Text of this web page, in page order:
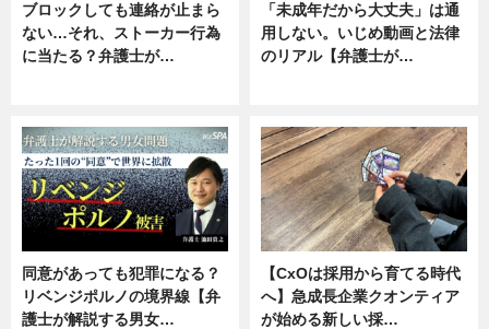
ブロックしても連絡が止まら
ない…それ、ストーカー行為
に当たる？弁護士が…
「未成年だから大丈夫」は通
用しない。いじめ動画と法律
のリアル【弁護士が…
同意があっても犯罪になる？
リベンジポルノの境界線【弁
護士が解説する男女…
【CxOは採用から育てる時代
へ】急成長企業クオンティア
が始める新しい採…